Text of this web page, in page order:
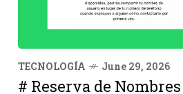
TECNOLOGÍA June 29, 2026
# Reserva de